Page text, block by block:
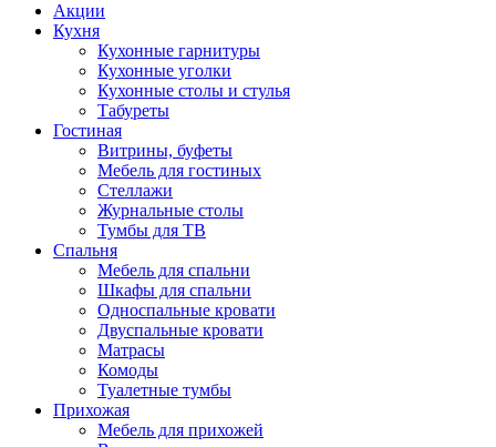
Акции
Кухня
Кухонные гарнитуры
Кухонные уголки
Кухонные столы и стулья
Табуреты
Гостиная
Витрины, буфеты
Мебель для гостиных
Стеллажи
Журнальные столы
Тумбы для ТВ
Спальня
Мебель для спальни
Шкафы для спальни
Односпальные кровати
Двуспальные кровати
Матрасы
Комоды
Туалетные тумбы
Прихожая
Мебель для прихожей